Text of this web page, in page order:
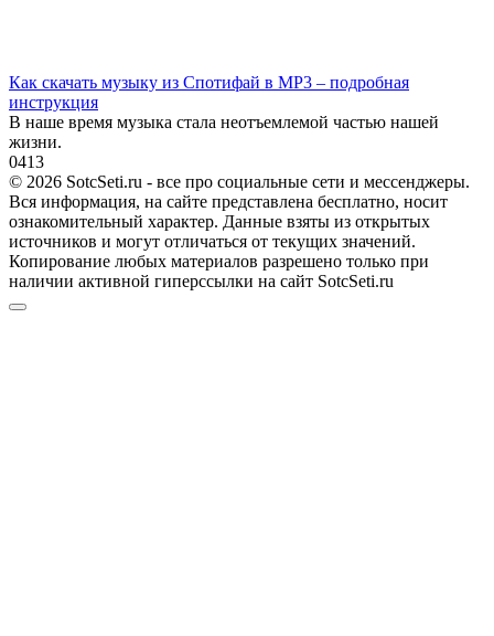
Как скачать музыку из Спотифай в MP3 – подробная
инструкция
В наше время музыка стала неотъемлемой частью нашей
жизни.
0413
© 2026 SotcSeti.ru - все про социальные сети и мессенджеры.
Вся информация, на сайте представлена бесплатно, носит
ознакомительный характер. Данные взяты из открытых
источников и могут отличаться от текущих значений.
Копирование любых материалов разрешено только при
наличии активной гиперссылки на сайт SotcSeti.ru